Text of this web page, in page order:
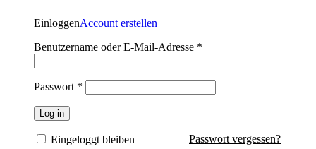
EinloggenAccount erstellen
Benutzername oder E-Mail-Adresse *
Passwort *
Log in
Passwort vergessen?
Eingeloggt bleiben